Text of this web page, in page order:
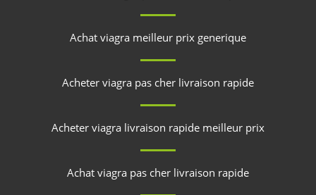
Achat viagra meilleur prix generique
Acheter viagra pas cher livraison rapide
Acheter viagra livraison rapide meilleur prix
Achat viagra pas cher livraison rapide